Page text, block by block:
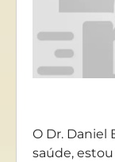
O Dr.
saúde,